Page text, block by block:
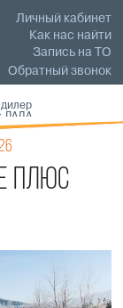
Личный кабинет
Как нас найти
Запись на ТО
Обратный звонок
ЛАДА
ПЛЮС